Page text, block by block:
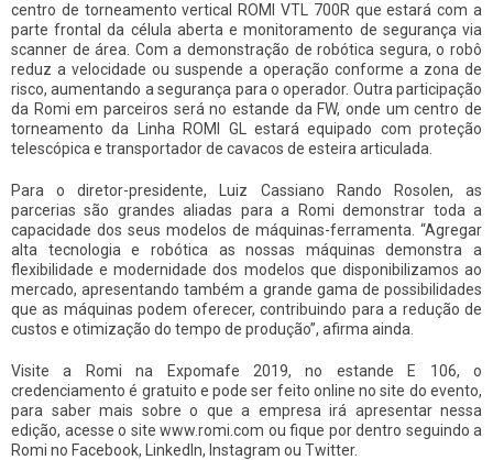
centro de torneamento vertical ROMI VTL 700R que estará com a
parte frontal da célula aberta e monitoramento de segurança via
scanner de área. Com a demonstração de robótica segura, o robô
reduz a velocidade ou suspende a operação conforme a zona de
risco, aumentando a segurança para o operador. Outra participação
da Romi em parceiros será no estande da FW, onde um centro de
torneamento da Linha ROMI GL estará equipado com proteção
telescópica e transportador de cavacos de esteira articulada.
Para o diretor-presidente, Luiz Cassiano Rando Rosolen, as
parcerias são grandes aliadas para a Romi demonstrar toda a
capacidade dos seus modelos de máquinas-ferramenta. “Agregar
alta tecnologia e robótica as nossas máquinas demonstra a
flexibilidade e modernidade dos modelos que disponibilizamos ao
mercado, apresentando também a grande gama de possibilidades
que as máquinas podem oferecer, contribuindo para a redução de
custos e otimização do tempo de produção”, afirma ainda.
Visite a Romi na Expomafe 2019, no estande E 106, o
credenciamento é gratuito e pode ser feito online no site do evento,
para saber mais sobre o que a empresa irá apresentar nessa
edição, acesse o site www.romi.com ou fique por dentro seguindo a
Romi no Facebook, LinkedIn, Instagram ou Twitter.